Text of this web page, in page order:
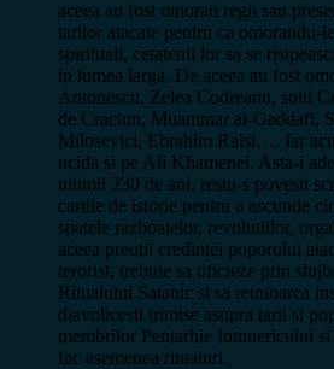
aceea au fost omorati regii sau
tarilor atacate pentru ca omorandu-
spirituali, cetatenii lor sa se
in lumea larga. De aceea au fost
Antonescu, Zelea Codreanu, sotii
de Craciun, Muammar al-Gaddafi,
Milosevici, Ebrahim Raisi…. Iar
ucida si pe Ali Khamenei. Asta-i
ultimii 230 de ani, restu-s povesti
cartile de istorie pentru a ascunde
spatele razboaielor, revolutiilor,
aceea preotii credintei poporului
terorist, trebuie sa oficieze prin
Ritualului Satanic si sa reintoarca
diavolicesti trimise asupra tarii si
membrilor Pentarhie Intunericului
fac asemenea ritualuri.